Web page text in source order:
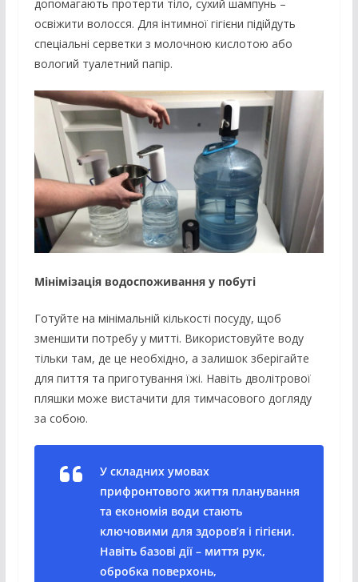
допомагають протерти тіло, сухий шампунь –
освіжити волосся. Для інтимної гігієни підійдуть
спеціальні серветки з молочною кислотою або
вологий туалетний папір.
Мінімізація водоспоживання у побуті
Готуйте на мінімальній кількості посуду, щоб
зменшити потребу у митті. Використовуйте воду
тільки там, де це необхідно, а залишок зберігайте
для пиття та приготування їжі. Навіть дволітрової
пляшки може вистачити для тимчасового догляду
за собою.
У складних умовах
прифронтового життя планування
та економія води стають
ключовими для здоров’я і гігієни.
Навіть базові дії – миття рук,
обробка поверхонь,